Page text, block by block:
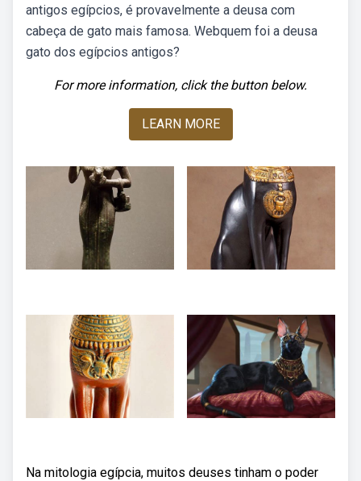
antigos egípcios, é provavelmente a deusa com
cabeça de gato mais famosa. Webquem foi a deusa
gato dos egípcios antigos?
For more information, click the button below.
LEARN MORE
Na mitologia egípcia, muitos deuses tinham o poder